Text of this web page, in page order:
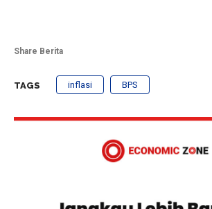
Share Berita
TAGS inflasi BPS